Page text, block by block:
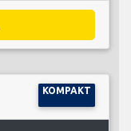
KOMPAKT